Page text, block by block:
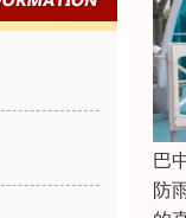
巴
防